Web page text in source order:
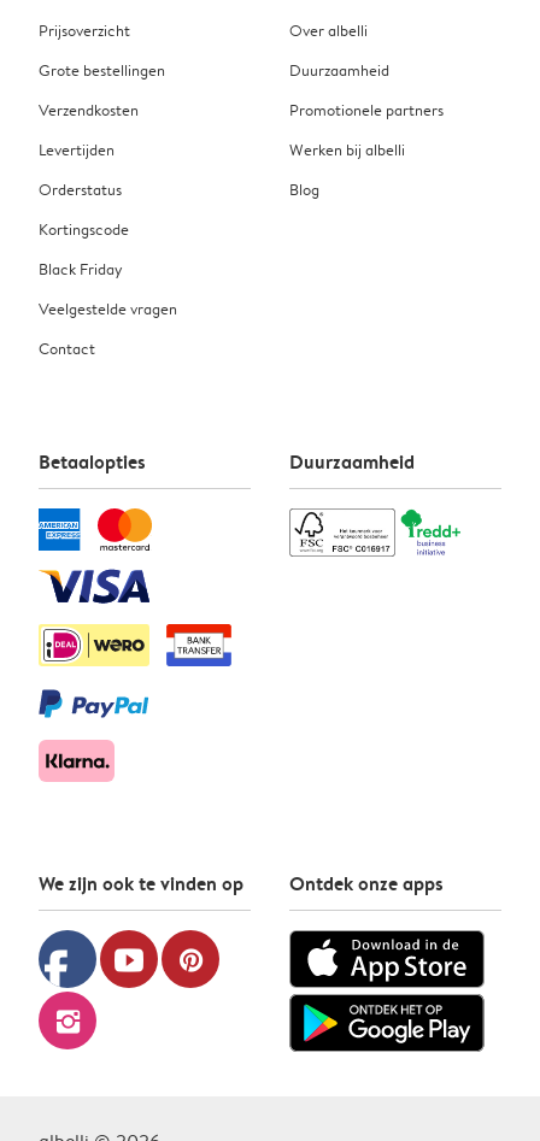
Prijsoverzicht
Grote bestellingen
Verzendkosten
Levertijden
Orderstatus
Kortingscode
Black Friday
Veelgestelde vragen
Contact
Over albelli
Duurzaamheid
Promotionele partners
Werken bij albelli
Blog
Betaalopties Duurzaamheid
We zijn ook te vinden op
facebook youtube pinterest
instagram
Ontdek onze apps